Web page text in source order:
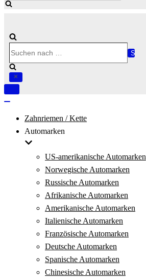
nach …
Navigation
Zahnriemen / Kette
Automarken
US-amerikanische Automarken
Norwegische Automarken
Russische Automarken
Afrikanische Automarken
Amerikanische Automarken
Italienische Automarken
Französische Automarken
Deutsche Automarken
Spanische Automarken
Chinesische Automarken